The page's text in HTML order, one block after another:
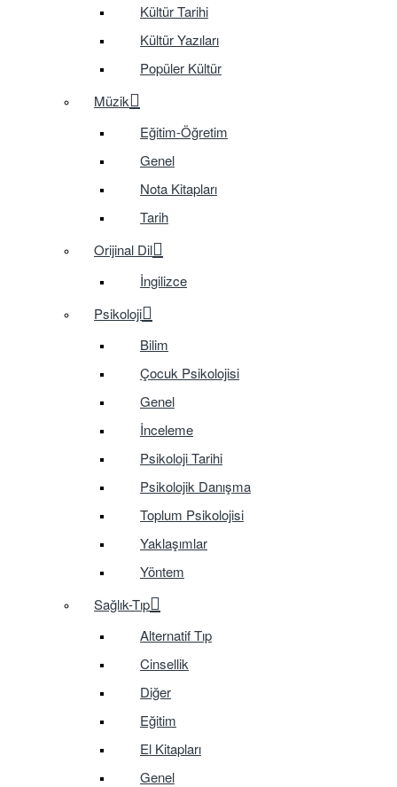
Kültür Tarihi
Kültür Yazıları
Popüler Kültür
Müzik
Eğitim-Öğretim
Genel
Nota Kitapları
Tarih
Orijinal Dil
İngilizce
Psikoloji
Bilim
Çocuk Psikolojisi
Genel
İnceleme
Psikoloji Tarihi
Psikolojik Danışma
Toplum Psikolojisi
Yaklaşımlar
Yöntem
Sağlık-Tıp
Alternatif Tıp
Cinsellik
Diğer
Eğitim
El Kitapları
Genel